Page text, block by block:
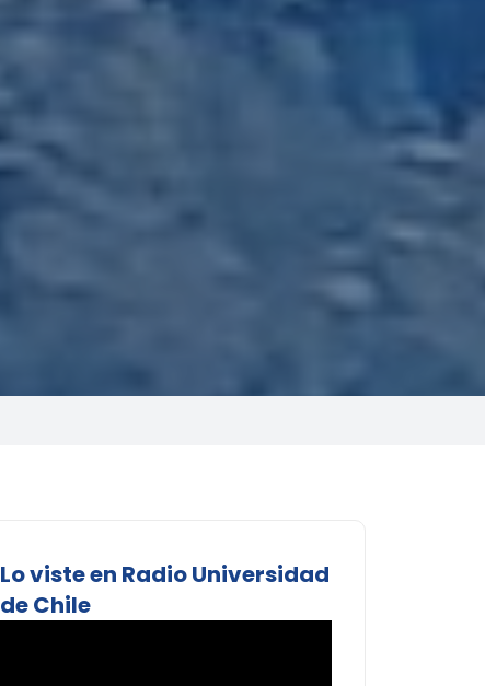
Lo viste en Radio Universidad
de Chile